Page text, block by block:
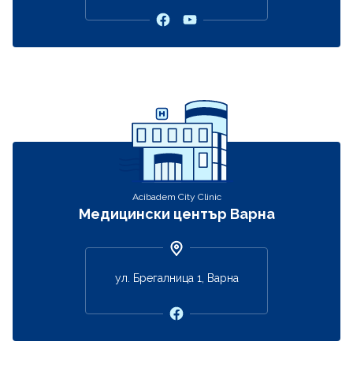
Acibadem City Clinic
Медицински център Варна
ул. Брегалница 1, Варна